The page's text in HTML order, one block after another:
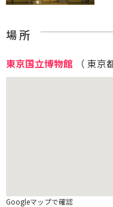
場 所
東京国立博物館 （ 東京
Googleマップで確認